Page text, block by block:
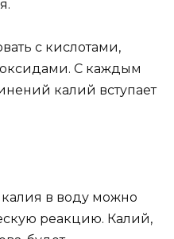
с кислотами,
С каждым
калий вступает
калия в воду можно
реакцию. Калий,